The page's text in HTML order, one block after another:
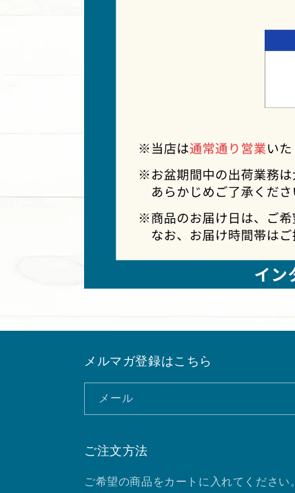
メルマガ登録はこちら
メール
ご注文方法
ご希望の商品をカートに入れてください。